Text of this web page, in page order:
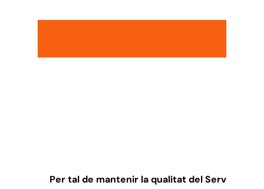
Per tal de mantenir la qualitat del Servei de